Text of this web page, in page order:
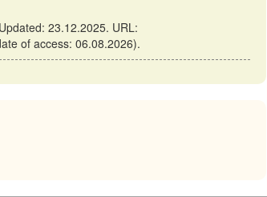
23.12.2025. URL:
of access: 06.08.2026).